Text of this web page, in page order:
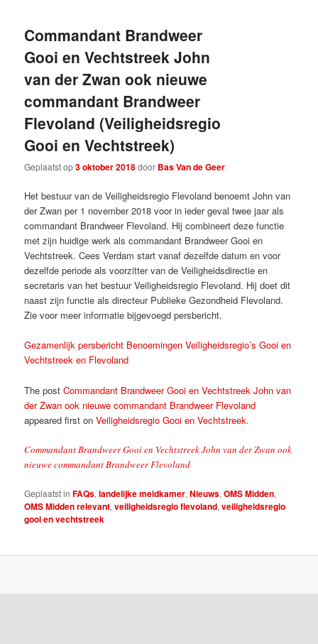
Commandant Brandweer
Gooi en Vechtstreek John
van der Zwan ook nieuwe
commandant Brandweer
Flevoland (Veiligheidsregio
Gooi en Vechtstreek)
Geplaatst op3 oktober 2018door Bas Van de Geer
Het bestuur van de Veiligheidsregio Flevoland benoemt John van
der Zwan per 1 november 2018 voor in ieder geval twee jaar als
commandant Brandweer Flevoland. Hij combineert deze functie
met zijn huidige werk als commandant Brandweer Gooi en
Vechtstreek. Cees Verdam start vanaf dezelfde datum en voor
dezelfde periode als voorzitter van de Veiligheidsdirectie en
secretaris van het bestuur Veiligheidsregio Flevoland. Hij doet dit
naast zijn functie als directeur Publieke Gezondheid Flevoland.
Zie voor meer informatie bijgevoegd persbericht.
Gezamenlijk persbericht Benoemingen Veiligheidsregio’s Gooi en
Vechtstreek en Flevoland
The postCommandant Brandweer Gooi en Vechtstreek John van
der Zwan ook nieuwe commandant Brandweer Flevoland
appeared first onVeiligheidsregio Gooi en Vechtstreek.
Commandant Brandweer Gooi en Vechtstreek John van der Zwan ook
nieuwe commandant Brandweer Flevoland
Geplaatst in FAQs,landelijke meldkamer,Nieuws,OMS Midden,
OMS Midden relevant,veiligheidsregio flevoland,veiligheidsregio
gooi en vechtstreek